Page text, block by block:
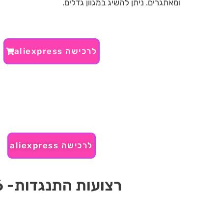
ומאתגרים. ניתן להשיג
לרכישה aliexpress
רצועות התנגדות- ₪56
לרכישה aliexpress